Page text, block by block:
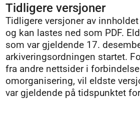
Tidligere versjoner
Tidligere versjoner av
og kan lastes ned som PDF.
som var gjeldende 17.
arkiveringsordningen startet.
fra andre nettsider i
omorganisering, vil eldste
var gjeldende på tidspunktet